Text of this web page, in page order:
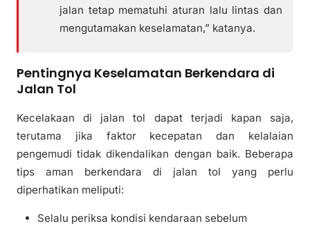
jalan tetap mematuhi aturan lalu lintas dan
mengutamakan keselamatan,” katanya.
Pentingnya Keselamatan Berkendara di
Jalan Tol
Kecelakaan di jalan tol dapat terjadi kapan saja,
terutama jika faktor kecepatan dan kelalaian
pengemudi tidak dikendalikan dengan baik. Beberapa
tips aman berkendara di jalan tol yang perlu
diperhatikan meliputi:
Selalu periksa kondisi kendaraan sebelum